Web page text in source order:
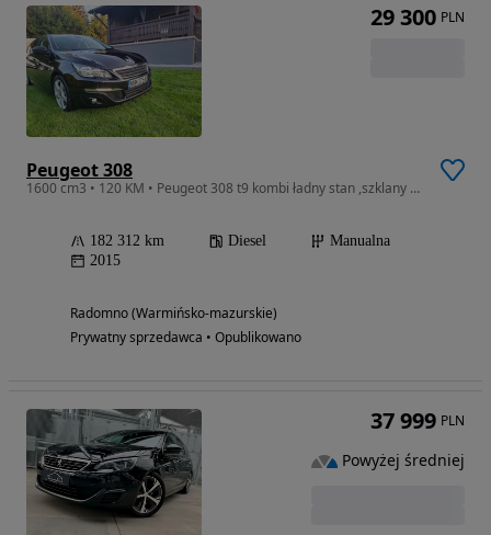
Peugeot 308
1600 cm3 • 120 KM • Peugeot 308 t9 kombi ładny stan ,szklany dach
182 312 km Diesel
Manualna
2015
Radomno (Warmińsko-mazurskie)
Prywatny sprzedawca • Opublikowano
29 300 PLN
37 999 PLN
Powyżej średniej